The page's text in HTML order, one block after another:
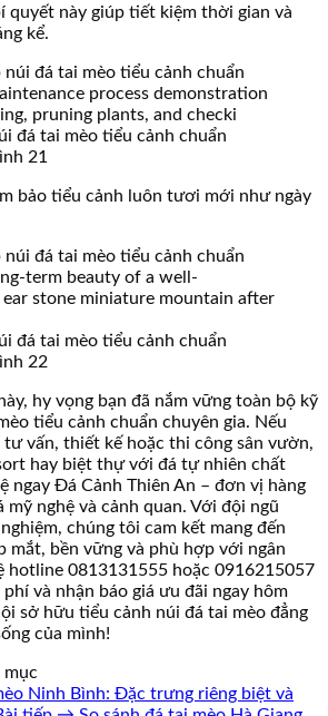
quyết này giúp tiết kiệm thời gian và
kể.
đá tai mèo tiểu cảnh chuẩn
21
bảo tiểu cảnh luôn tươi mới như ngày
đá tai mèo tiểu cảnh chuẩn
22
hy vọng bạn đã nắm vững toàn bộ kỹ
tiểu cảnh chuẩn chuyên gia. Nếu
tư vấn, thiết kế hoặc thi công sân vườn,
hay biệt thự với đá tự nhiên chất
ngay Đá Cảnh Thiên An – đơn vị hàng
nghệ và cảnh quan. Với đội ngũ
chúng tôi cam kết mang đến
mắt, bền vững và phù hợp với ngân
hotline 0813131555 hoặc 0916215057
và nhận báo giá ưu đãi ngay hôm
sở hữu tiểu cảnh núi đá tai mèo đẳng
của mình!
mục
Ninh Bình: Đặc trưng riêng biệt và